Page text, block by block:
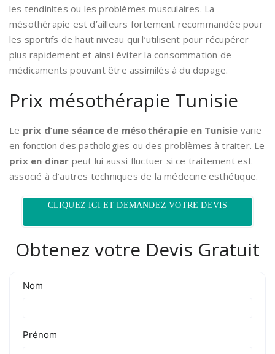
les tendinites ou les problèmes musculaires. La
mésothérapie est d’ailleurs fortement recommandée pour
les sportifs de haut niveau qui l’utilisent pour récupérer
plus rapidement et ainsi éviter la consommation de
médicaments pouvant être assimilés à du dopage.
Prix mésothérapie Tunisie
Le prix d’une séance de mésothérapie en Tunisie varie
en fonction des pathologies ou des problèmes à traiter. Le
prix en dinar peut lui aussi fluctuer si ce traitement est
associé à d’autres techniques de la médecine esthétique.
CLIQUEZ ICI ET DEMANDEZ VOTRE DEVIS
Obtenez votre Devis Gratuit